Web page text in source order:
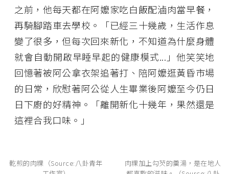
之前，他每天都在阿嬤家吃白飯配滷肉當早餐，
再騎腳踏車去學校。「已經三十幾歲，生活作息
變了很多，但每次回來新化，不知道為什麼身體
就會自動開啟早睡早起的健康模式...」他笑笑地
回憶著被阿公拿衣架追著打、陪阿嬤逛黃昏市場
的日常，欣慰著阿公從人生畢業後阿嬤至今仍日
日下廚的好精神。「離開新化十幾年，果然還是
這裡合我口味。」
乾煎的肉粿（Source:八卦青年
肉粿加上勾芡的羹湯，是在地人